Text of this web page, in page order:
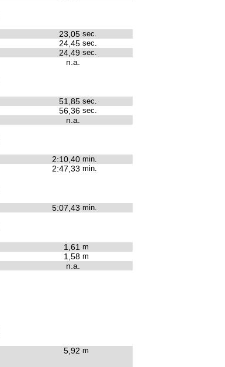
23,05 sec.
24,45 sec.
24,49 sec.
n.a.
51,85 sec.
56,36 sec.
n.a.
2:10,40 min.
2:47,33 min.
5:07,43 min.
1,61 m
1,58 m
n.a.
5,92 m